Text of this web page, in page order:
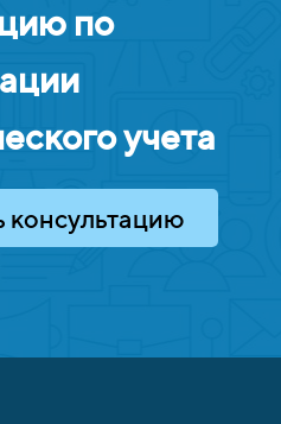
по
учета
консультацию